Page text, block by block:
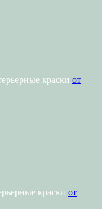
краски от
краски от